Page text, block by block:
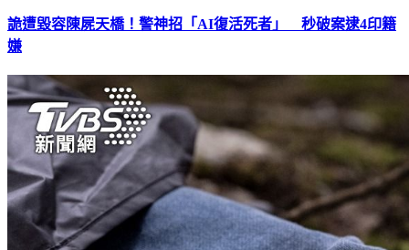
詭遭毀容陳屍天橋！警神招「AI復活死者」 秒破案逮4印籍
嫌